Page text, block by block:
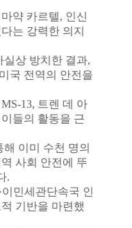
약 카르텔, 인신
는 강력한 의지
실상 방치한 결과,
국 전역의 안전을
13, 트렌 데 아
들의 활동을 근
이미 수천 명의
사회 안전에 뚜
.
민세관단속국 인
기반을 마련했